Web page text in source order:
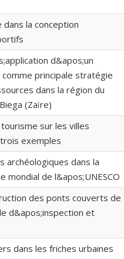
la conception
d&apos;un
principale stratégie
dans la région du
(Zaïre)
sur les villes
exemples
archéologiques dans la
mondial de l&apos;UNESCO
des ponts couverts de
d&apos;inspection et
dans les friches urbaines